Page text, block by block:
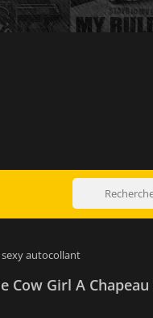
autocollant
Cow Girl A Chapeau